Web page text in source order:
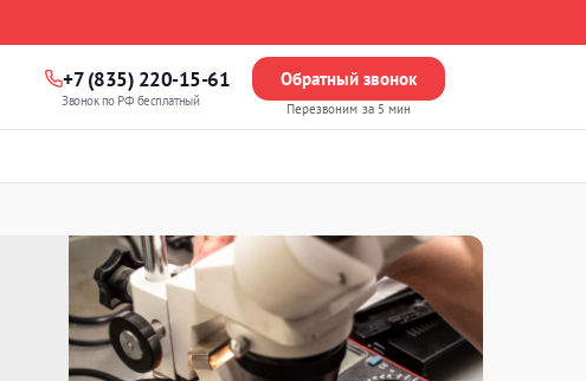
+7 (835) 220-15-61
Звонок по РФ бесплатный
Обратный звонок
Перезвоним за 5 мин